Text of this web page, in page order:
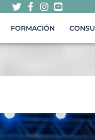
FORMACIÓN